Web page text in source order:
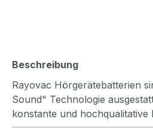
Beschreibung
Rayovac Hörgerätebatterien
Sound" Technologie
konstante und hochqualitative